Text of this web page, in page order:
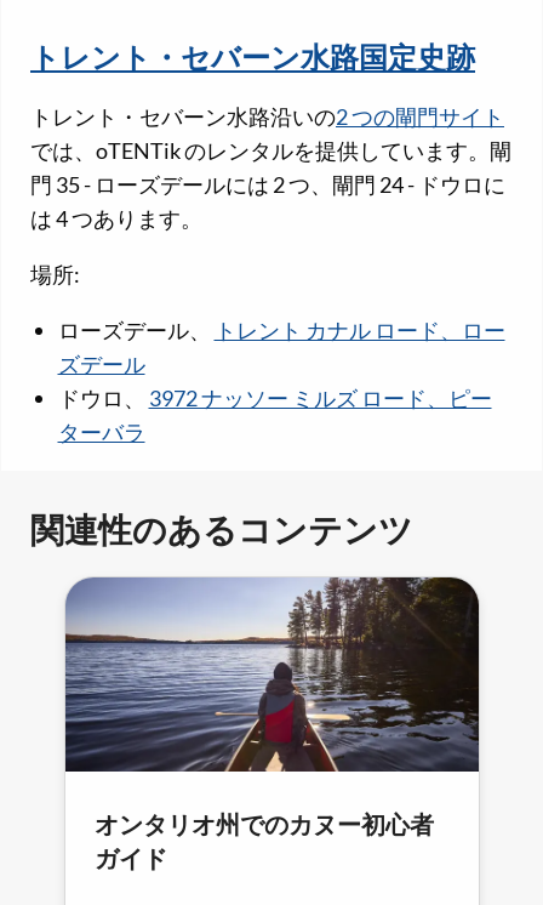
トレント・セバーン水路国定史跡
トレント・セバーン水路沿いの2 つの閘門サイト
では、oTENTik のレンタルを提供しています。閘
門 35 - ローズデールには 2 つ、閘門 24 - ドウロに
は 4 つあります。
場所:
ローズデール、
トレント カナル ロード、ロー
ズデール
ドウロ、 3972 ナッソー ミルズ ロード、ピー
ターバラ
関連性のあるコンテンツ
オンタリオ州でのカヌー初心者
ガイド